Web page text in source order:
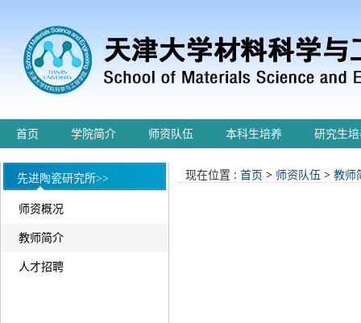
首页 学院简介 师资队伍 本科生培养 研究生
先进陶瓷研究所>>
师资概况
教师简介
人才招聘
现在位置 : 首页 > 师资队伍 > 教师